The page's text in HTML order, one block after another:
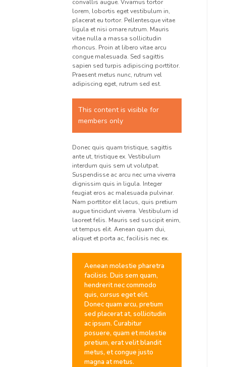
convallis augue. Vivamus tortor
lorem, lobortis eget vestibulum in,
placerat eu tortor. Pellentesque vitae
ligula et nisi ornare rutrum. Mauris
vitae nulla a massa sollicitudin
rhoncus. Proin at libero vitae arcu
congue malesuada. Sed sagittis
sapien sed turpis adipiscing porttitor.
Praesent metus nunc, rutrum vel
adipiscing eget, rutrum sed est.
This content is visible for
members only
Donec quis quam tristique, sagittis
ante ut, tristique ex. Vestibulum
interdum quis sem ut volutpat.
Suspendisse ac arcu nec urna viverra
dignissim quis in ligula. Integer
feugiat eros ac malesuada pulvinar.
Nam porttitor elit lacus, quis pretium
augue tincidunt viverra. Vestibulum id
laoreet felis. Mauris sed suscipit enim,
ut tempus elit. Aenean quam dui,
aliquet et porta ac, facilisis nec ex.
Aenean molestie pharetra
facilisis. Duis sem quam,
hendrerit nec commodo
quis, cursus eget elit.
Donec quam arcu, pretium
sed placerat at, sollicitudin
ac ipsum. Curabitur
posuere, quam et molestie
pretium, erat velit blandit
metus, et congue justo
magna at metus.